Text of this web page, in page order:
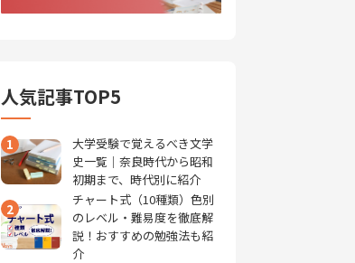
人気記事TOP5
1
大学受験で覚えるべき文学
史一覧｜奈良時代から昭和
初期まで、時代別に紹介
2
チャート式（10種類）色別
のレベル・難易度を徹底解
説！おすすめの勉強法も紹
介